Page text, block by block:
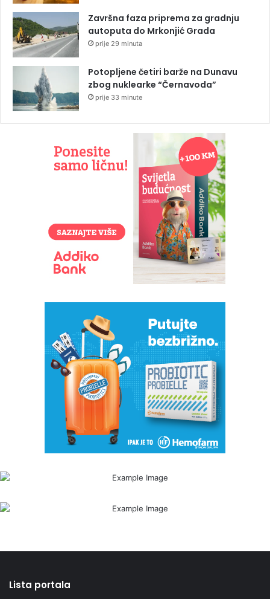
Završna faza priprema za gradnju
autoputa do Mrkonjić Grada
prije 29 minuta
Potopljene četiri barže na Dunavu
zbog nuklearke “Černavoda”
prije 33 minute
Lista portala